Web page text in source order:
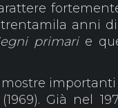
anni
primarie
Già nel